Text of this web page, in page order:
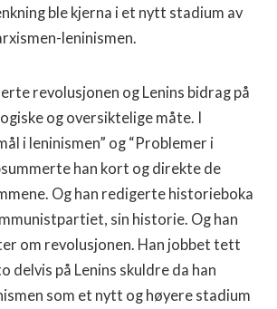
ble kjerna i et nytt stadium av
leninismen.
revolusjonen og Lenins bidrag på
og oversiktelige måte. I
i leninismen” og “Problemer i
han kort og direkte de
Og han redigerte historieboka
sin historie. Og han
om revolusjonen. Han jobbet tett
delvis på Lenins skuldre da han
som et nytt og høyere stadium